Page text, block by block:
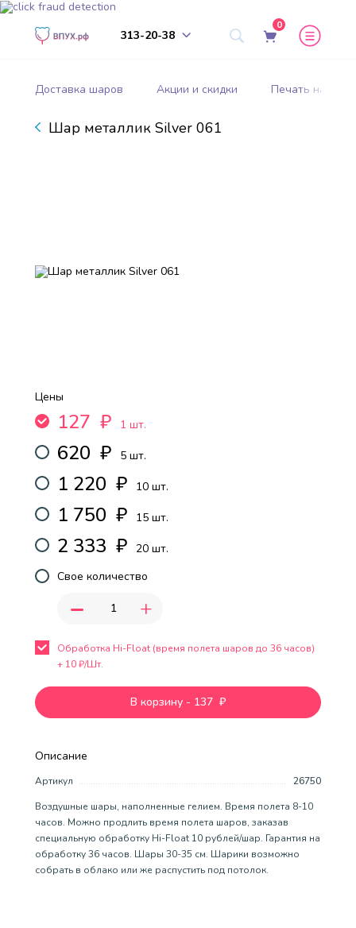
313-20-38
0
Доставка шаров Акции и скидки Печать на
Шар металлик Silver 061
Описание
Артикул
26750
Воздушные шары, наполненные гелием. Время полета 8-10
часов. Можно продлить время полета шаров, заказав
специальную обработку Hi-Float 10 рублей/шар. Гарантия на
обработку 36 часов. Шары 30-35 см. Шарики возможно
собрать в облако или же распустить под потолок.
Цены
127 ₽ 1 шт.
620 ₽ 5 шт.
1 220 ₽ 10 шт.
1 750 ₽ 15 шт.
2 333 ₽ 20 шт.
Свое количество
- +
Обработка Hi-Float (время полета шаров до 36 часов)
+ 10₽/Шт.
В корзину - 137 ₽